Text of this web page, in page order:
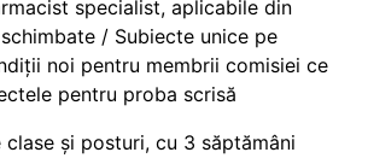
specialist, aplicabile din
/ Subiecte unice pe
noi pentru membrii comisiei ce
pentru proba scrisă
și posturi, cu 3 săptămâni